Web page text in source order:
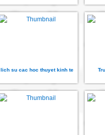
lich su cac hoc thuyet kinh te